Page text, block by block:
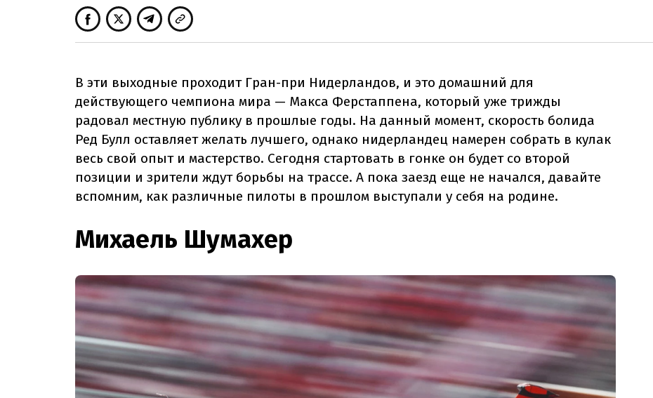
В эти выходные проходит Гран-при Нидерландов, и это домашний для
действующего чемпиона мира — Макса Ферстаппена, который уже трижды
радовал местную публику в прошлые годы. На данный момент, скорость болида
Ред Булл оставляет желать лучшего, однако нидерландец намерен собрать в кулак
весь свой опыт и мастерство. Сегодня стартовать в гонке он будет со второй
позиции и зрители ждут борьбы на трассе. А пока заезд еще не начался, давайте
вспомним, как различные пилоты в прошлом выступали у себя на родине.
Михаель Шумахер